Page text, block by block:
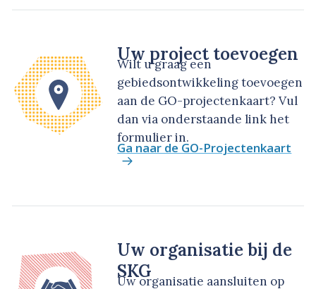
Uw project toevoegen
Wilt u graag een
gebiedsontwikkeling toevoegen
aan de GO-projectenkaart? Vul
dan via onderstaande link het
formulier in.
Ga naar de GO-Projectenkaart
Uw organisatie bij de
SKG
Uw organisatie aansluiten op